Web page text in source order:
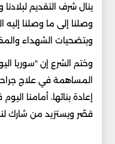
ينال شرف التقديم لبلادنا
وصلنا إلى ما وصلنا
وبتضحيات الشهداء
وختم الشرع إن "سوريا
المساهمة في علاج
إعادة بنائها، أمامنا
قصّر ويستزيد من شارك